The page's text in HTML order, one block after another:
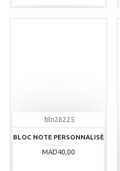
bln26225
BLOC NOTE PERSONNALISÉ
MAD40,00